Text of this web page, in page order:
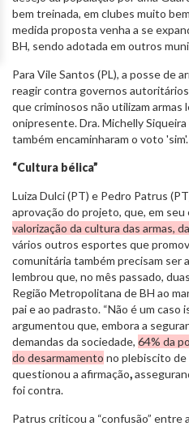
bem treinada, em clubes muito
medida proposta venha a se
BH, sendo adotada em outros
Para Vile Santos (PL), a posse de
reagir contra governos
que criminosos não utilizam armas
onipresente. Dra. Michelly Siqueira
também encaminharam o voto 'sim'.
“Cultura bélica”
Luiza Dulci (PT) e Pedro Patrus
aprovação do projeto, que, em
valorização da cultura das armas,
vários outros esportes que
comunitária também precisam ser
lembrou que, no mês passado,
Região Metropolitana de BH ao
pai e ao padrasto. “Não é um caso
argumentou que, embora a
demandas da sociedade, 64% da
do desarmamento no plebiscito de
questionou a afirmação,
foi contra.
Patrus criticou a “confusão”